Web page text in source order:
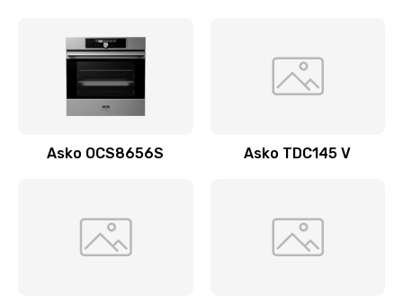
Asko OCS8656S Asko TDC145 V